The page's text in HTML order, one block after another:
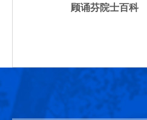
顾诵芬院士百科